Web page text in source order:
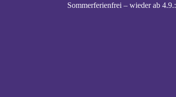
Sommerferienfrei – wieder ab